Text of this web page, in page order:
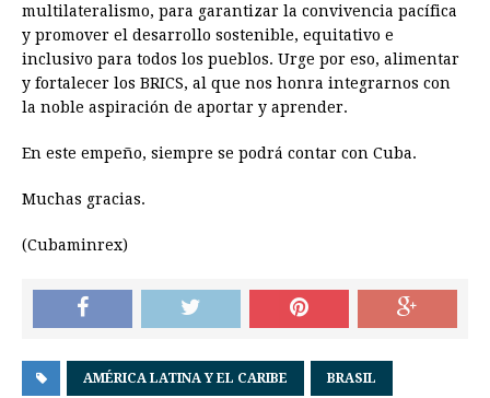
multilateralismo, para garantizar la convivencia pacífica
y promover el desarrollo sostenible, equitativo e
inclusivo para todos los pueblos. Urge por eso, alimentar
y fortalecer los BRICS, al que nos honra integrarnos con
la noble aspiración de aportar y aprender.
En este empeño, siempre se podrá contar con Cuba.
Muchas gracias.
(Cubaminrex)
AMÉRICA LATINA Y EL CARIBE BRASIL